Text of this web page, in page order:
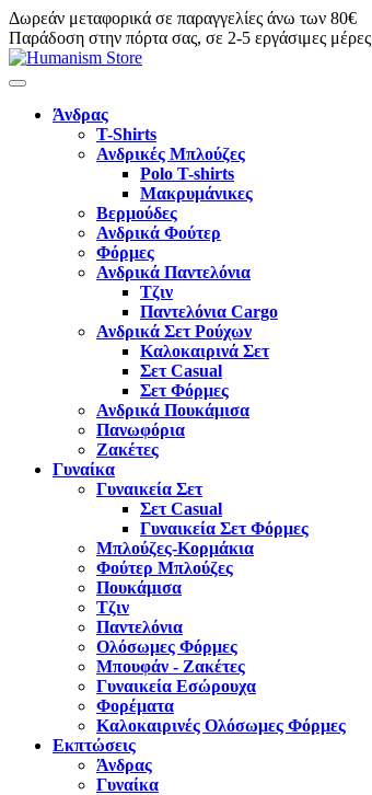
Δωρεάν μεταφορικά σε παραγγελίες άνω των 80€
Παράδοση στην πόρτα σας, σε 2-5 εργάσιμες μέρες
Άνδρας
T-Shirts
Ανδρικές Μπλούζες
Polo T-shirts
Μακρυμάνικες
Βερμούδες
Ανδρικά Φούτερ
Φόρμες
Ανδρικά Παντελόνια
Τζιν
Παντελόνια Cargo
Ανδρικά Σετ Ρούχων
Καλοκαιρινά Σετ
Σετ Casual
Σετ Φόρμες
Ανδρικά Πουκάμισα
Πανωφόρια
Ζακέτες
Γυναίκα
Γυναικεία Σετ
Σετ Casual
Γυναικεία Σετ Φόρμες
Μπλούζες-Κορμάκια
Φούτερ Μπλούζες
Πουκάμισα
Τζιν
Παντελόνια
Ολόσωμες Φόρμες
Μπουφάν - Ζακέτες
Γυναικεία Εσώρουχα
Φορέματα
Καλοκαιρινές Ολόσωμες Φόρμες
Εκπτώσεις
Άνδρας
Γυναίκα